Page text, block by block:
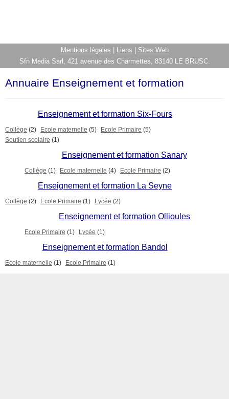
Mentions légales Liens
Sites Web
Sfn Media Sarl, 421 avenue des Charmettes, 83140 LE BRUSC.
Annuaire Enseignement et formation
Enseignement et formation Six-Fours
Collège (2) Ecole maternelle (5) Ecole Primaire (5)
Soutien scolaire (1)
Enseignement et formation Sanary
Collège (1) Ecole maternelle (4) Ecole Primaire (2)
Enseignement et formation La Seyne
Collège (2) Ecole Primaire (1) Lycée (2)
Enseignement et formation Ollioules
Ecole Primaire (1) Lycée (1)
Enseignement et formation Bandol
Ecole maternelle (1) Ecole Primaire (1)